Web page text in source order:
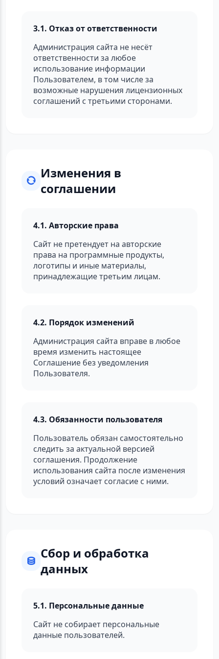
3.1. Отказ от ответственности
Администрация сайта не несёт
ответственности за любое
использование информации
Пользователем, в том числе за
возможные нарушения лицензионных
соглашений с третьими сторонами.
Изменения в
соглашении
4.1. Авторские права
Сайт не претендует на авторские
права на программные продукты,
логотипы и иные материалы,
принадлежащие третьим лицам.
4.2. Порядок изменений
Администрация сайта вправе в любое
время изменить настоящее
Соглашение без уведомления
Пользователя.
4.3. Обязанности пользователя
Пользователь обязан самостоятельно
следить за актуальной версией
соглашения. Продолжение
использования сайта после изменения
условий означает согласие с ними.
Сбор и обработка
данных
5.1. Персональные данные
Сайт не собирает персональные
данные пользователей.